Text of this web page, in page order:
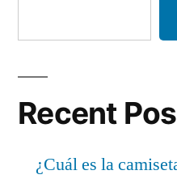
Recent
¿Cuál es la